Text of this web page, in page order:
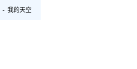
- 我的天空